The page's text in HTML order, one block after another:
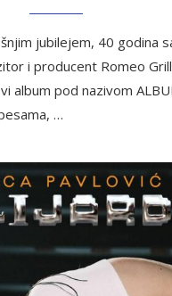
jubilejem, 40 godina
i producent Romeo
album pod nazivom
…